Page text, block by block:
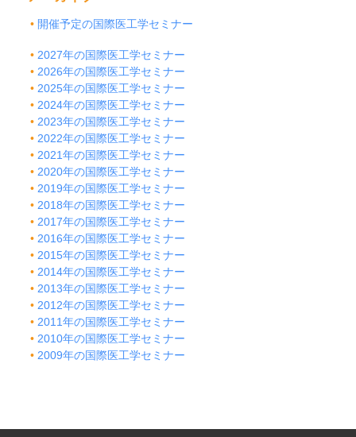
開催予定の国際医工学セミナー
2027年の国際医工学セミナー
2026年の国際医工学セミナー
2025年の国際医工学セミナー
2024年の国際医工学セミナー
2023年の国際医工学セミナー
2022年の国際医工学セミナー
2021年の国際医工学セミナー
2020年の国際医工学セミナー
2019年の国際医工学セミナー
2018年の国際医工学セミナー
2017年の国際医工学セミナー
2016年の国際医工学セミナー
2015年の国際医工学セミナー
2014年の国際医工学セミナー
2013年の国際医工学セミナー
2012年の国際医工学セミナー
2011年の国際医工学セミナー
2010年の国際医工学セミナー
2009年の国際医工学セミナー